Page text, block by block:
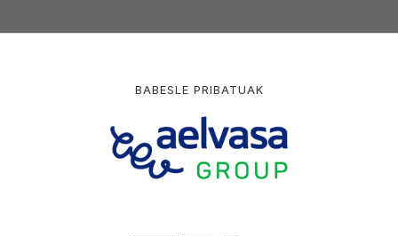
BABESLE PRIBATUAK